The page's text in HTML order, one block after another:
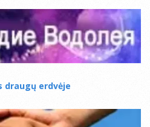
draugų erdvėje